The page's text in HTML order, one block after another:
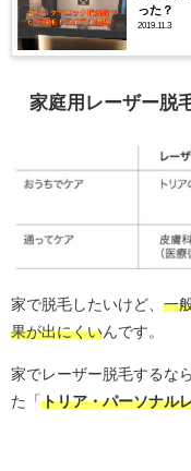
った？
2019.11.3
家庭用レーザー脱
家で脱毛したいけど、 一
果が出にくいんです。
家でレーザー脱毛するな
た「トリア・パーソナル